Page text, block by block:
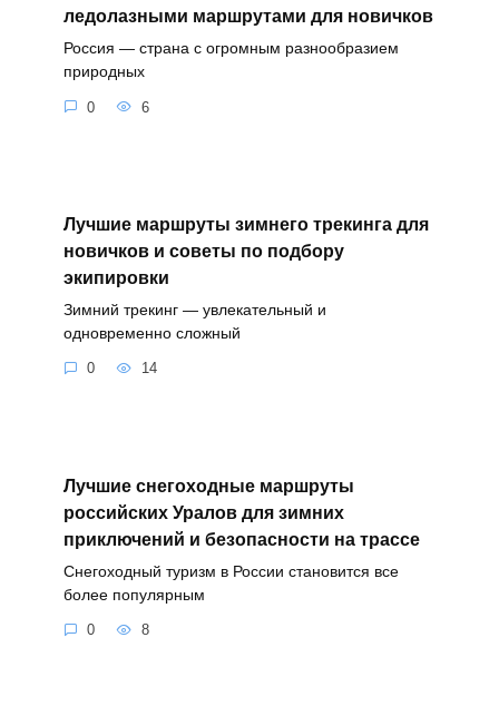
ледолазными маршрутами для новичков
Россия — страна с огромным разнообразием
природных
0 6
Лучшие маршруты зимнего трекинга для
новичков и советы по подбору
экипировки
Зимний трекинг — увлекательный и
одновременно сложный
0 14
Лучшие снегоходные маршруты
российских Уралов для зимних
приключений и безопасности на трассе
Снегоходный туризм в России становится все
более популярным
0 8